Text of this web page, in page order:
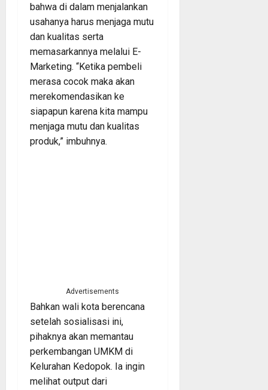
bahwa di dalam menjalankan
usahanya harus menjaga mutu
dan kualitas serta
memasarkannya melalui E-
Marketing. “Ketika pembeli
merasa cocok maka akan
merekomendasikan ke
siapapun karena kita mampu
menjaga mutu dan kualitas
produk,” imbuhnya.
Advertisements
Bahkan wali kota berencana
setelah sosialisasi ini,
pihaknya akan memantau
perkembangan UMKM di
Kelurahan Kedopok. Ia ingin
melihat output dari